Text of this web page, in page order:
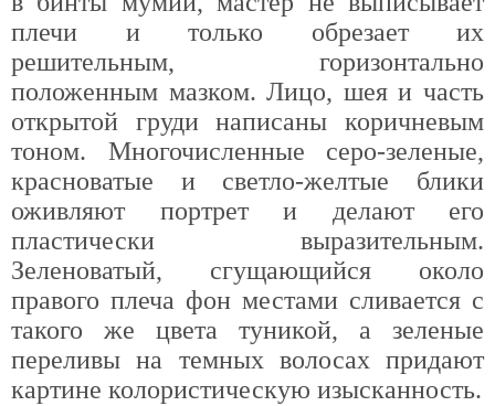
плечи и только обрезает их
решительным, горизонтально
положенным мазком. Лицо, шея и часть
открытой груди написаны коричневым
тоном. Многочисленные серо-зеленые,
красноватые и светло-желтые блики
оживляют портрет и делают его
пластически выразительным.
Зеленоватый, сгущающийся около
правого плеча фон местами сливается с
такого же цвета туникой, а зеленые
переливы на темных волосах придают
картине колористическую изысканность.